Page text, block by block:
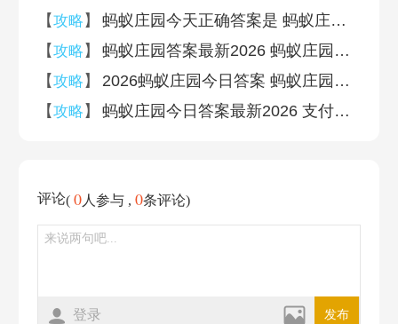
【攻略 】
蚂蚁庄园今天正确答案是 蚂蚁庄园今天正确答案汇总2026
【攻略 】
蚂蚁庄园答案最新2026 蚂蚁庄园答案最新版(今日已更新)
【攻略 】
2026蚂蚁庄园今日答案 蚂蚁庄园今日答案(今日已更新)
【攻略 】 蚂蚁庄园今日答案最新2026 支付宝蚂蚁庄园今日答案汇总
评论( 0人参与 , 0条评论)
登录 发布